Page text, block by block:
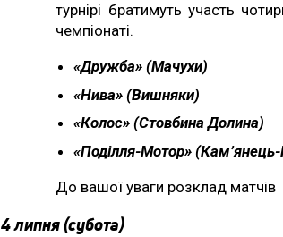
турнірі братимуть участь
чемпіонаті.
«Дружба» (Мачухи)
«Нива» (Вишняки)
«Колос» (Стовбина Долина)
«Поділля-Мотор»
До вашої уваги розклад матчів
4 липня (субота)